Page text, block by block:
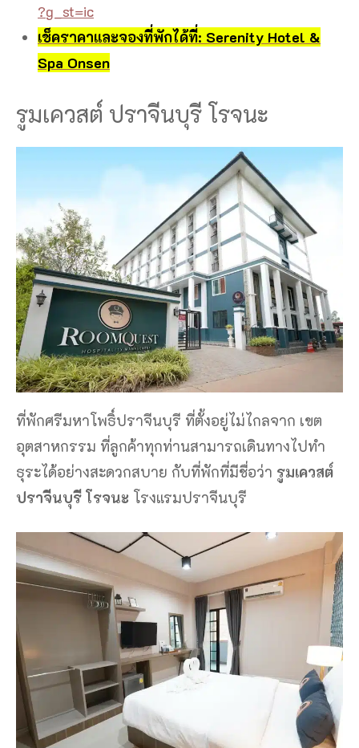
?g_st=ic
เช็คราคาและจองที่พักได้ที่: Serenity Hotel &
Spa Onsen
รูมเควสต์ ปราจีนบุรี โรจนะ
ที่พักศรีมหาโพธิ์ปราจีนบุรี ที่ตั้งอยู่ไม่ไกลจาก เขต
อุตสาหกรรม ที่ลูกค้าทุกท่านสามารถเดินทางไปทำ
ธุระได้อย่างสะดวกสบาย กับที่พักที่มีชื่อว่า รูมเควสต์
ปราจีนบุรี โรจนะ โรงแรมปราจีนบุรี